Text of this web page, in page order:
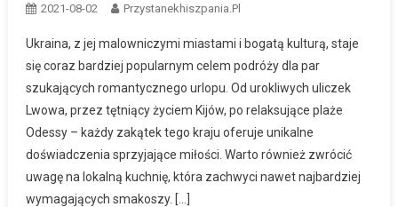
2021-08-02 Przystanekhiszpania.pl
Ukraina, z jej malowniczymi miastami i bogatą kulturą, staje
się coraz bardziej popularnym celem podróży dla par
szukających romantycznego urlopu. Od urokliwych uliczek
Lwowa, przez tętniący życiem Kijów, po relaksujące plaże
Odessy – każdy zakątek tego kraju oferuje unikalne
doświadczenia sprzyjające miłości. Warto również zwrócić
uwagę na lokalną kuchnię, która zachwyci nawet najbardziej
wymagających smakoszy. […]